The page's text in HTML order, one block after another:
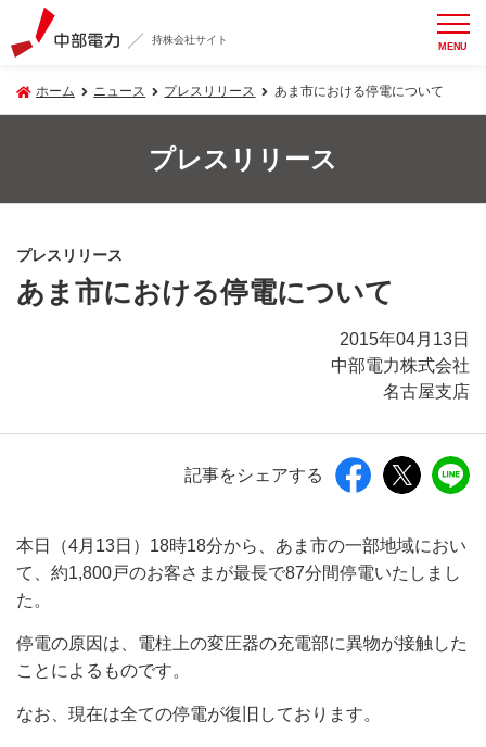
持株会社サイト MENU
ホーム ニュース プレスリリース あま市における停電について
プレスリリース
プレスリリース
あま市における停電について
2015年04月13日
中部電力株式会社
名古屋支店
記事をシェアする
本日（4月13日）18時18分から、あま市の一部地域におい
て、約1,800戸のお客さまが最長で87分間停電いたしまし
た。
停電の原因は、電柱上の変圧器の充電部に異物が接触した
ことによるものです。
なお、現在は全ての停電が復旧しております。